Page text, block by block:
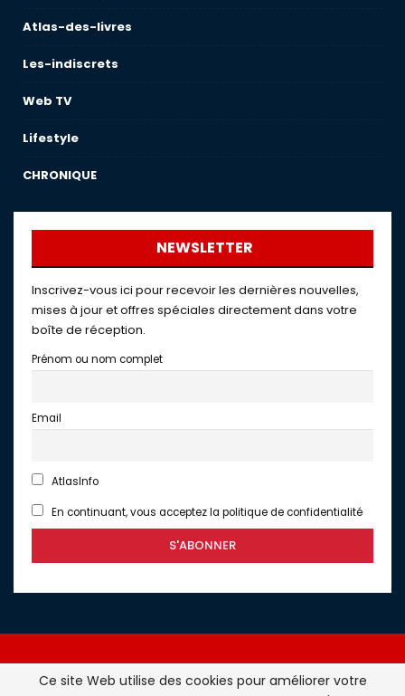
Atlas-des-livres
Les-indiscrets
Web TV
Lifestyle
CHRONIQUE
NEWSLETTER
Inscrivez-vous ici pour recevoir les dernières nouvelles,
mises à jour et offres spéciales directement dans votre
boîte de réception.
Prénom ou nom complet
Email
AtlasInfo
En continuant, vous acceptez la politique de confidentialité
Ce site Web utilise des cookies pour améliorer votre